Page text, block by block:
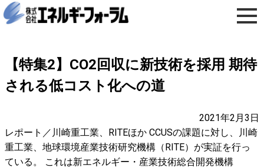
【特集2】CO2回収に新技術を採用 期待
される低コスト化への道
2021年2月3日
レポート／川崎重工業、RITEほか CCUSの課題に対し、川崎
重工業、地球環境産業技術研究機構（RITE）が実証を行っ
ている。 これは新エネルギー・産業技術総合開発機構